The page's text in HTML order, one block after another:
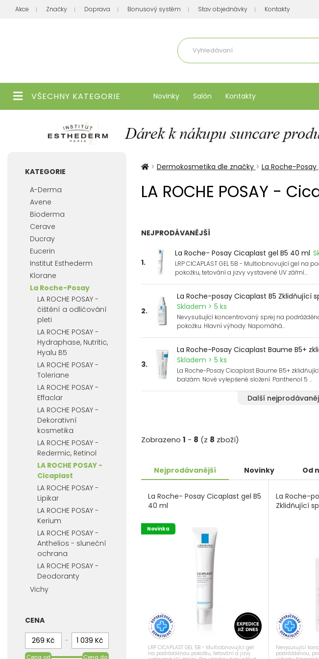
Akce Značky Doprava Bonusový systém Stav objednávky Kontakty
VŠECHNY KATEGORIE Novinky Salón Kontakty
> Dermokosmetika dle značky > La Roche-Posay
LA ROCHE POSAY -
NEJPRODÁVANĚJŠÍ
1.
La Roche- Posay Cicaplast gel B5 40 ml
LRP CICAPLAST GEL 5B - Multiobnovující gel na
pokožku, tetování a jizvy vystavené UV zářrní…
2.
La Roche-posay Cicaplast B5 Zklidňující
Skladem > 5 ks
Nevysušující koncentrovaný sprej na
pokožku. Hlavní výhody: Napomáhá…
3.
La Roche-Posay Cicaplast Baume B5+
Skladem > 5 ks
La Roche-Posay Cicaplast Baume B5+
balzám. Nové vylepšené složení. Panthenol 5 …
Další
Zobrazeno 1 - 8 (z 8 zboží)
Nejprodávanější Novinky Od
La Roche- Posay Cicaplast gel B5
40 ml
Novinka
LRP CICAPLAST GEL 5B - Multiobnovující gel
na podrážděnou pokožku, tetování a jizvy
La Roche-
Zklidňující
Nevysušující
podrážděnou,
KATEGORIE
A-Derma
Avene
Bioderma
Cerave
Ducray
Eucerin
Institut Esthederm
Klorane
La Roche-Posay
LA ROCHE POSAY -
čištění a odličování
pleti
LA ROCHE POSAY -
Hydraphase, Nutritic,
Hyalu B5
LA ROCHE POSAY -
Toleriane
LA ROCHE POSAY -
Effaclar
LA ROCHE POSAY -
Dekorativní
kosmetika
LA ROCHE POSAY -
Redermic, Retinol
LA ROCHE POSAY -
Cicaplast
LA ROCHE POSAY -
Lipikar
LA ROCHE POSAY -
Kerium
LA ROCHE POSAY -
Anthelios - sluneční
ochrana
LA ROCHE POSAY -
Deodoranty
Vichy
CENA
-
Cena od Cena do